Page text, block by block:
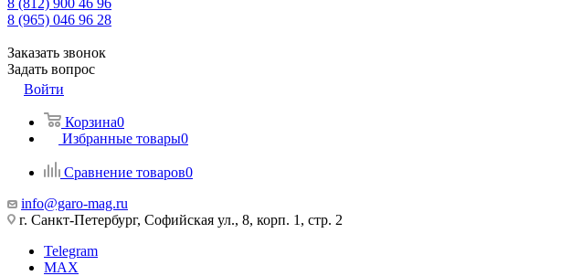
8 (812) 900 46 96
8 (965) 046 96 28
Заказать звонок
Задать вопрос
Войти
Корзина0
Избранные товары0
Сравнение товаров0
info@garo-mag.ru
г. Санкт-Петербург, Софийская ул., 8, корп. 1, стр. 2
Telegram
MAX